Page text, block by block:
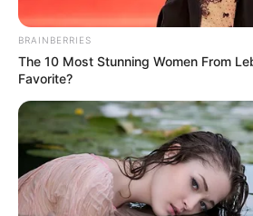
ΔΗΜΟΦΙΛΗ ΑΡΘΡΑ
BRAINBERRIES
The 10 Most Stunning Women From
Favorite?